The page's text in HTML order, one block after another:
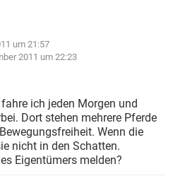
um 21:57
2011 um 22:23
ich jeden Morgen und
Dort stehen mehrere Pferde
Wenn die
nicht in den Schatten.
Eigentümers melden?